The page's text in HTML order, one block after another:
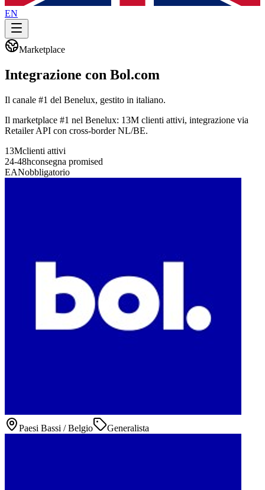
EN
Marketplace
Integrazione con Bol.com
Il canale #1 del Benelux, gestito in italiano.
Il marketplace #1 nel Benelux: 13M clienti attivi, integrazione via
Retailer API con cross-border NL/BE.
13Mclienti attivi
24-48hconsegna promised
EANobbligatorio
Paesi Bassi / Belgio Generalista